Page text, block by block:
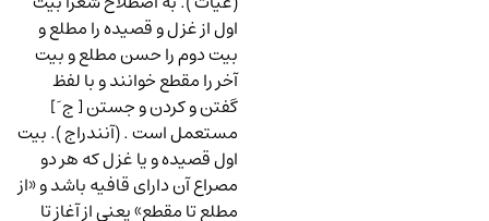
اول از غزل و قصیده را مطلع و
بیت دوم را حسن مطلع و بیت
آخر را مقطع خوانند و با لفظ
گفتن و کردن و جستن [ ج َ ]
مستعمل است . (آنندراج ). بیت
اول قصیده و یا غزل که هر دو
مصراع آن دارای قافیه باشد و «از
مطلع تا مقطع» یعنی از آغاز تا